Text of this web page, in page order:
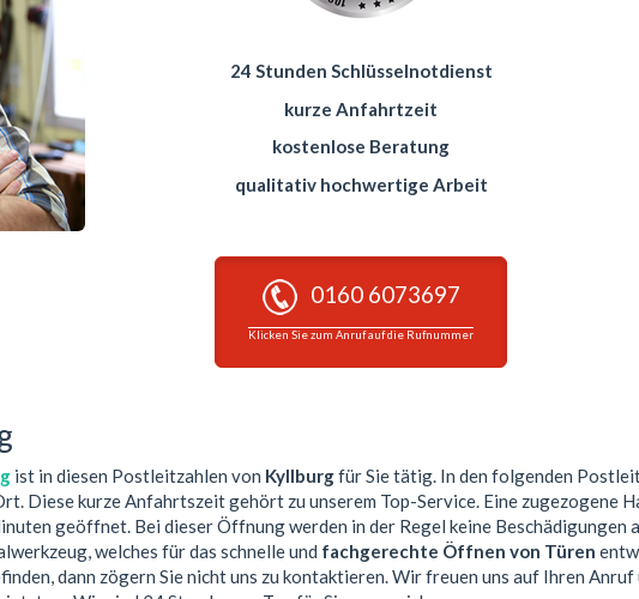
24 Stunden Schlüsselnotdienst
kurze Anfahrtzeit
kostenlose Beratung
qualitativ hochwertige Arbeit
0160 6073697
Klicken Sie zum Anruf auf die Rufnummer
ist in diesen Postleitzahlen von Kyllburgfür Sie tätig. In den folgenden
Diese kurze Anfahrtszeit gehört zu unserem Top-Service. Eine zugezogene
geöffnet. Bei dieser Öffnung werden in der Regel keine Beschädigungen
welches für das schnelle und fachgerechte Öffnen von Türen
dann zögern Sie nicht uns zu kontaktieren. Wir freuen uns auf Ihren